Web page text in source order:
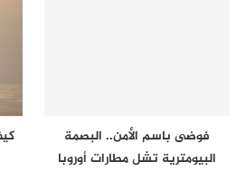
فوضى باسم الأمن.. البصمة
البيومترية تشل مطارات أوروبا